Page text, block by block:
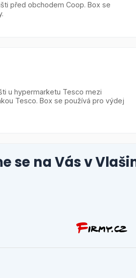
před obchodem Coop. Box se
u hypermarketu Tesco mezi
Tesco. Box se používá pro výdej
se na Vás v